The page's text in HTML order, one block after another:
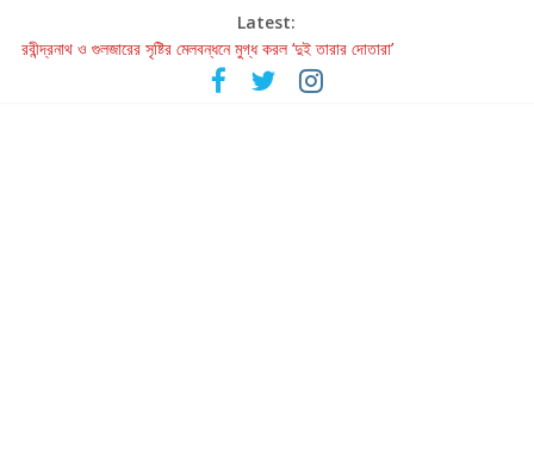
Latest:
রবীন্দ্রনাথ ও গুলজারের সৃষ্টির মেলবন্ধনে মুগ্ধ করল ‘দুই তারার দোতারা’
কলের গান থেকে রীলস্ — বাঙালির গান শোনার বিবর্তনের গল্প
জগন্নাথমঙ্গলম্ — বাংলায় প্রথমবার মঞ্চে এবার রথযাত্রার উদযাপন